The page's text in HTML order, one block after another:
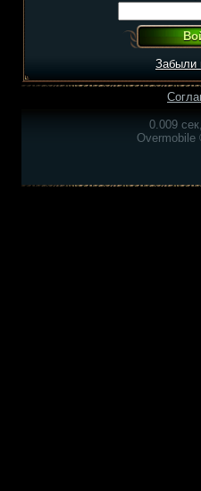
Забыли
0.009
Overmobile